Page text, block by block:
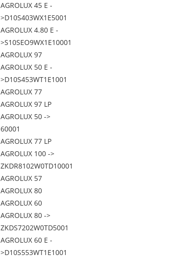
AGROLUX 45 E -
>D10S403WX1E5001
AGROLUX 4.80 E -
>S10SEO9WX1E10001
AGROLUX 97
AGROLUX 50 E -
>D10S453WT1E1001
AGROLUX 77
AGROLUX 97 LP
AGROLUX 50 ->
60001
AGROLUX 77 LP
AGROLUX 100 ->
ZKDR8102W0TD10001
AGROLUX 57
AGROLUX 80
AGROLUX 60
AGROLUX 80 ->
ZKDS7202W0TD5001
AGROLUX 60 E -
>D10S553WT1E1001